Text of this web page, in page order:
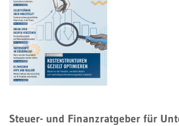
Steuer- und Finanzratgeber für